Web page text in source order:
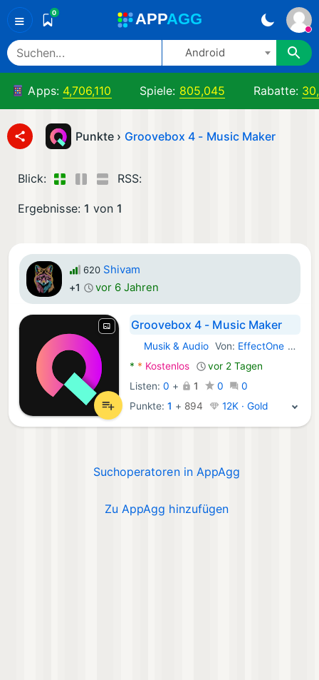
≡ 0 APPAGG
Android
Apps: 4,706,110 Spiele: 805,045 Rabatte:
Punkte › Groovebox 4 - Music Maker
Blick: RSS:
Ergebnisse: 1 von 1
620 Shivam
+1 vor 6 Jahren
Groovebox 4 - Music Maker
Android Apps:
Musik & Audio Von: EffectOne Software
* * Kostenlos
vor 2 Tagen
Listen:0 + 1 0
0
Punkte:1 + 894 12K · Gold
Suchoperatoren in AppAgg
Zu AppAgg hinzufügen